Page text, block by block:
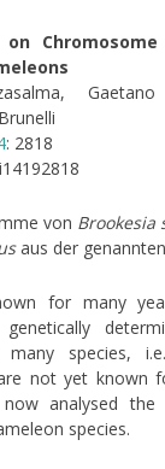
: 2818
von Brookesia
aus der
for many
species,
not yet known
now analysed
species.